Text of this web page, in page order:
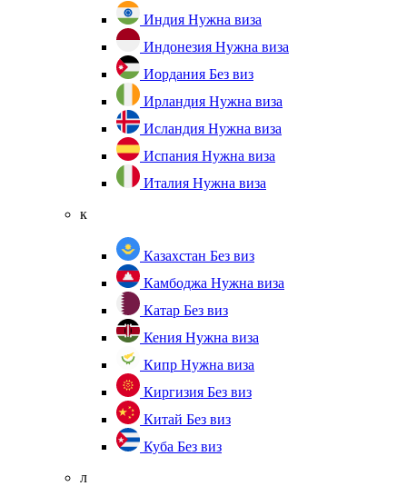
Индия Нужна виза
Индонезия Нужна виза
Иордания Без виз
Ирландия Нужна виза
Исландия Нужна виза
Испания Нужна виза
Италия Нужна виза
к
Казахстан Без виз
Камбоджа Нужна виза
Катар Без виз
Кения Нужна виза
Кипр Нужна виза
Киргизия Без виз
Китай Без виз
Куба Без виз
л